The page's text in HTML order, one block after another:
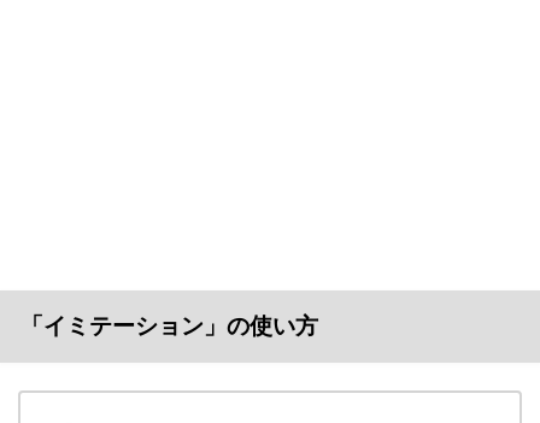
「イミテーション」の使い方